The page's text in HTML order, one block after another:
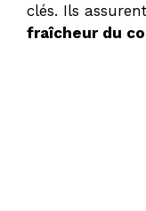
clés. Ils
fraîcheur du